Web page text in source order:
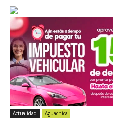
Actualidad Aguachica